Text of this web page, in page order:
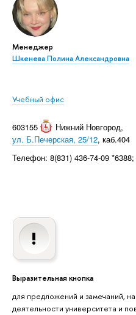
Менеджер
Шкенева Полина Александровна
Учебный офис
603155 Нижний Новгород,
ул. Б.Печерская, 25/12, каб.404
Телефон: 8(831) 436-74-09
Выразительная кнопка
для предложений и замечаний,
деятельности университета и